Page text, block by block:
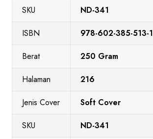
SKU ND-341
ISBN 978-602-385-513-1
Berat 250 Gram
Halaman 216
Jenis Cover Soft Cover
SKU ND-341